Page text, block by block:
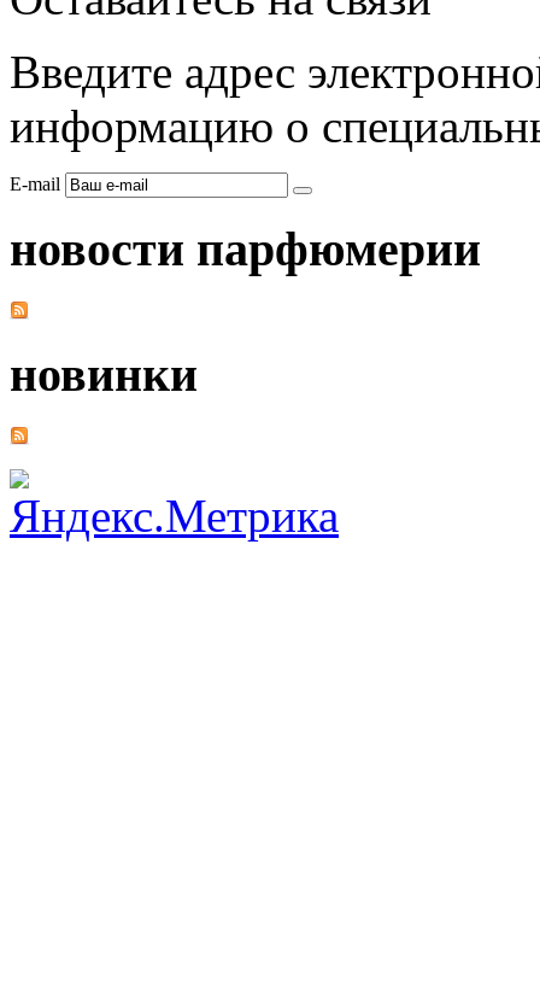
Введите адрес
информацию о
E-mail
новости парфюмерии
новинки